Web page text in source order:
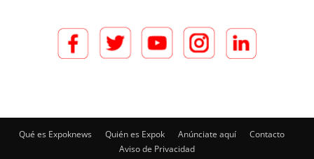
Qué es Expoknews Quién es Expok Anúnciate aquí
Contacto
Aviso de Privacidad